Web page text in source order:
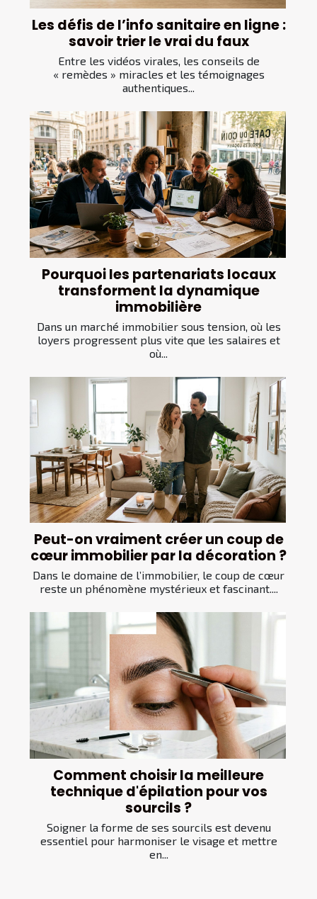
Les défis de l’info sanitaire en ligne :
savoir trier le vrai du faux
Entre les vidéos virales, les conseils de
« remèdes » miracles et les témoignages
authentiques...
Pourquoi les partenariats locaux
transforment la dynamique
immobilière
Dans un marché immobilier sous tension, où les
loyers progressent plus vite que les salaires et
où...
Peut-on vraiment créer un coup de
cœur immobilier par la décoration ?
Dans le domaine de l’immobilier, le coup de cœur
reste un phénomène mystérieux et fascinant....
Comment choisir la meilleure
technique d'épilation pour vos
sourcils ?
Soigner la forme de ses sourcils est devenu
essentiel pour harmoniser le visage et mettre
en...